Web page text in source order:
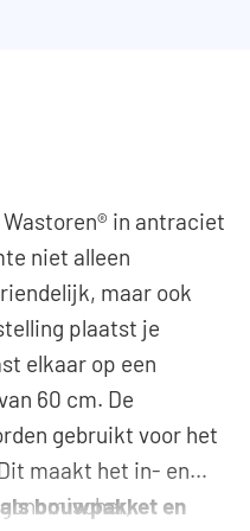
in antraciet
niet alleen
maar ook
plaatst je
elkaar op een
60 cm. De
gebruikt voor het
maakt het in- en
bouwpakket en